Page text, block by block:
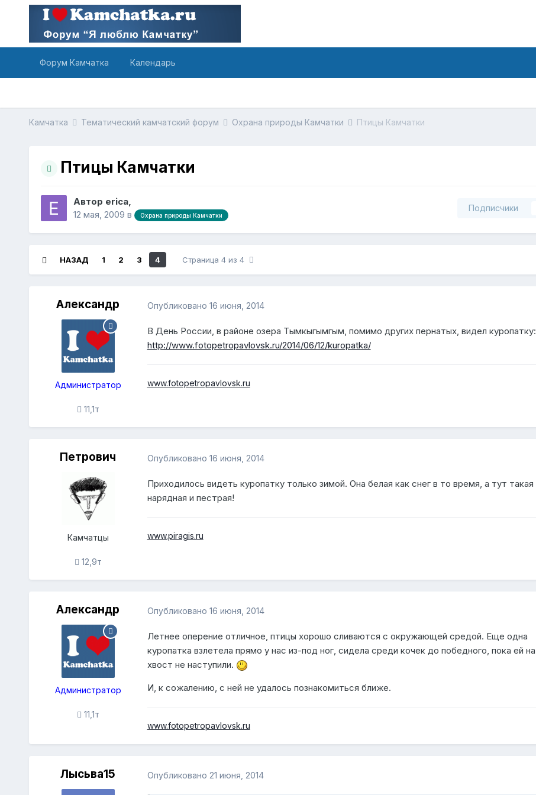
Форум Камчатка Календарь
Камчатка Тематический камчатский форум Охрана природы Камчатки Птицы Камчатки
Птицы Камчатки
Автор erica,
12 мая, 2009 в Охрана природы Камчатки
Подписчики
НАЗАД 1 2 3 4 Страница 4 из 4
Александр
Администратор
11,1т
Опубликовано 16 июня, 2014
В День России, в районе озера Тымкыгымгым, помимо других пернатых, видел куропатку:
http://www.fotopetropavlovsk.ru/2014/06/12/kuropatka/
www.fotopetropavlovsk.ru
Петрович
Камчатцы
12,9т
Опубликовано 16 июня, 2014
Приходилось видеть куропатку только зимой. Она белая как снег в то время, а тут такая
нарядная и пестрая!
www.piragis.ru
Александр
Администратор
11,1т
Опубликовано 16 июня, 2014
Летнее оперение отличное, птицы хорошо сливаются с окружающей средой. Еще одна
куропатка взлетела прямо у нас из-под ног, сидела среди кочек до победного, пока ей на
хвост не наступили.
И, к сожалению, с ней не удалось познакомиться ближе.
www.fotopetropavlovsk.ru
Лысьва15 Опубликовано 21 июня, 2014